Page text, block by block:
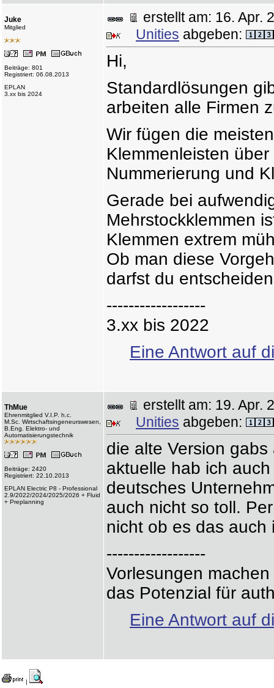
Juke
Mitglied
Beiträge: 801
Registriert: 06.08.2013
EPLAN
3.xx bis 2024
erstellt am: 16.
Unities abgeben:
Hi,
Standardlösungen
arbeiten alle Firmen
Wir fügen die
Klemmenleisten
Nummerierung und
Gerade bei
Mehrstockklemmen
Klemmen extrem
Ob man diese
darfst du
------------------
3.xx bis 2022
Eine Antwort auf
ThMue
Ehrenmitglied V.I.P. h.c.
M.Sc. Wirtschaftsingeneurswesen,
B.Eng. Elektro- und
Automatisierungstechnik
Beiträge: 2420
Registriert: 22.10.2013
EPLAN Electric P8 - Professional
2.9/2022/2024/2025/2026 + Fluid
+ Preplanning
erstellt am: 19.
Unities abgeben:
die alte Version
aktuelle hab ich
deutsches
auch nicht so toll.
nicht ob es das auch
------------------
Vorlesungen
das Potenzial für
Eine Antwort auf
|